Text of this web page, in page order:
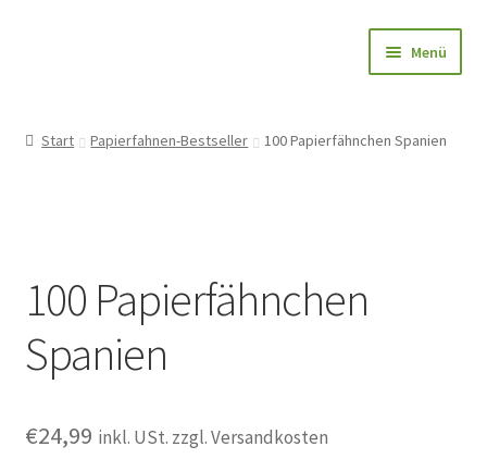
Menü
🌟 Bestseller
✅ Anfrage
Start Papierfahnen-Bestseller 100 Papierfähnchen Spanien
100 Papierfähnchen
Spanien
€24,99 inkl. USt. zzgl. Versandkosten